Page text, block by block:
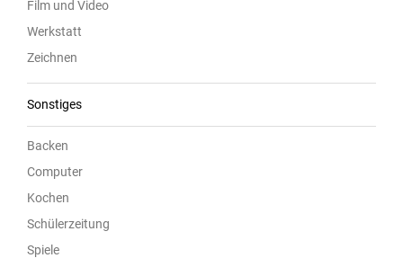
Film und Video
Werkstatt
Zeichnen
Sonstiges
Backen
Computer
Kochen
Schülerzeitung
Spiele